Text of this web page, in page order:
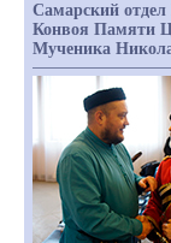
Самарский отдел
Конвоя Памяти
Мученика